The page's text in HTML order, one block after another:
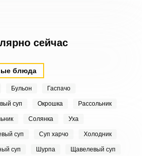
сейчас
блюда
Бульон Гаспачо
суп Окрошка Рассольник
Солянка Уха
суп Суп харчо Холодник
суп Шурпа Щавелевый суп